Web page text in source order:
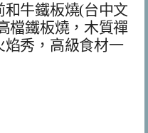
和牛鐵板燒(台中文
檔鐵板燒，木質禪
焰秀，高級食材一